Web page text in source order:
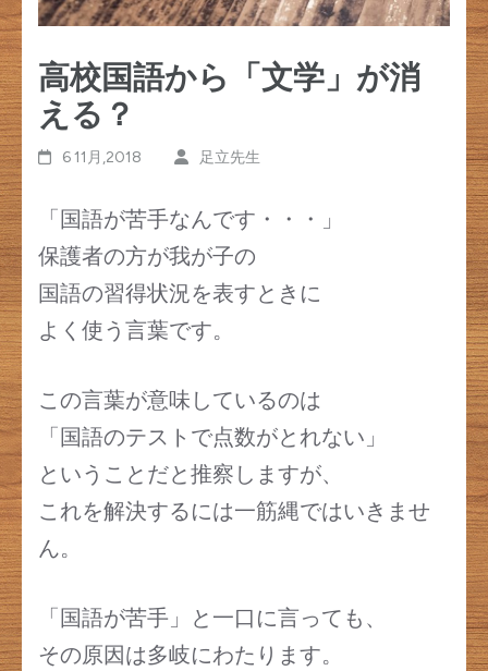
高校国語から「文学」が消
える？
6 11月,2018 足立先生
「国語が苦手なんです・・・」
保護者の方が我が子の
国語の習得状況を表すときに
よく使う言葉です。
この言葉が意味しているのは
「国語のテストで点数がとれない」
ということだと推察しますが、
これを解決するには一筋縄ではいきませ
ん。
「国語が苦手」と一口に言っても、
その原因は多岐にわたります。